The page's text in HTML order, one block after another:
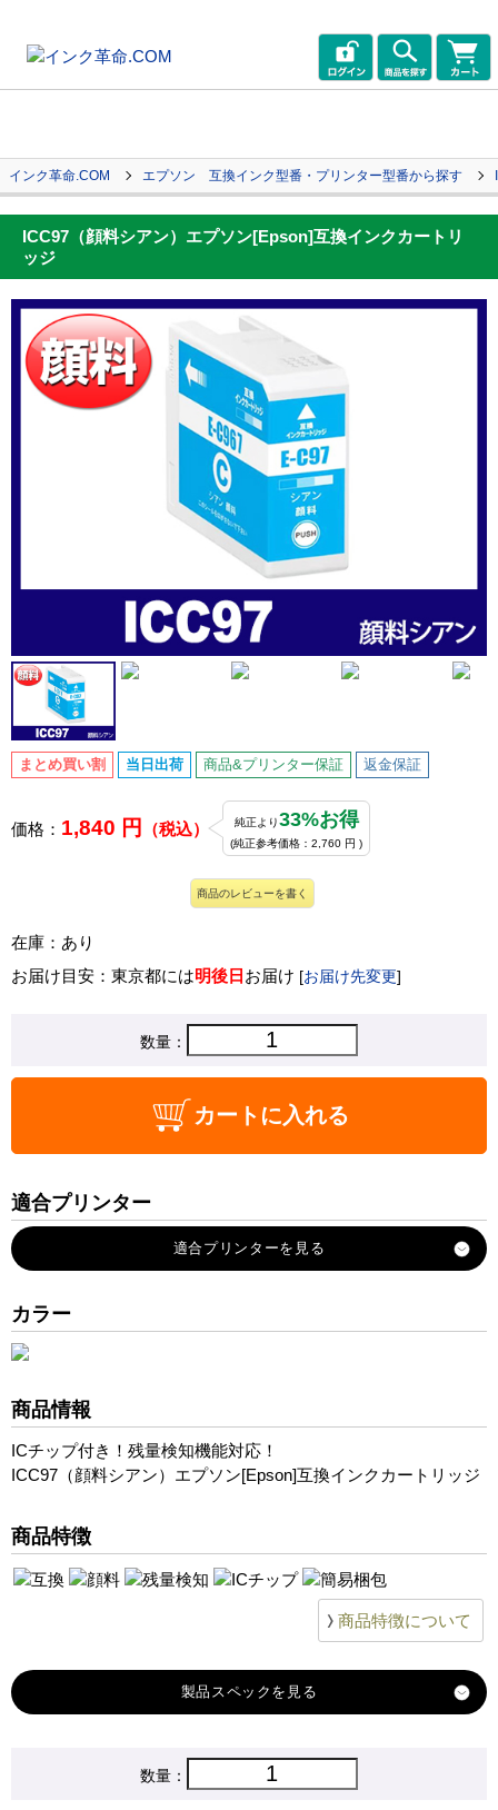
インク革命.COM エプソン 互換インク型番・プリンター型番から探す
ICC97（顔料シアン）エプソン[Epson]互換インクカートリ
ッジ
まとめ買い割 当日出荷 商品&プリンター保証 返金保証
価格： 1,840 円 （税込） 純正より33%お得
(純正参考価格：2,760 円 )
商品のレビューを書く
在庫：あり
お届け目安：東京都には明後日 お届け [お届け先変更]
数量：
カートに入れる
適合プリンター
カラー
商品情報
ICチップ付き！残量検知機能対応！
ICC97（顔料シアン）エプソン[Epson]互換インクカートリッジ
商品特徴
商品特徴について
製品スペック
エプソン
数量：